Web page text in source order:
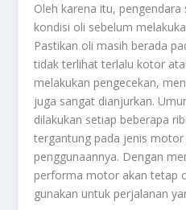
Oleh karena itu,
kondisi oli sebelum
Pastikan oli masih berada
tidak terlihat terlalu kotor
melakukan pengecekan,
juga sangat dianjurkan.
dilakukan setiap beberapa
tergantung pada jenis
penggunaannya. Dengan
performa motor akan tetap
gunakan untuk perjalanan